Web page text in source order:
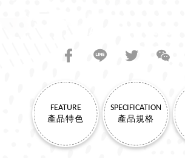
FEATURE
產品特色
SPECIFICATION
產品規格